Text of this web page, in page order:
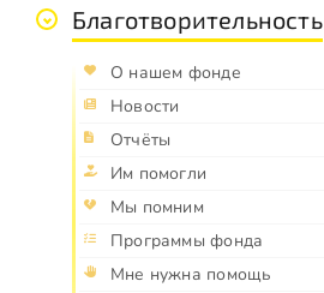
Благотворительность
О нашем фонде
Новости
Отчёты
Им помогли
Мы помним
Программы фонда
Мне нужна помощь